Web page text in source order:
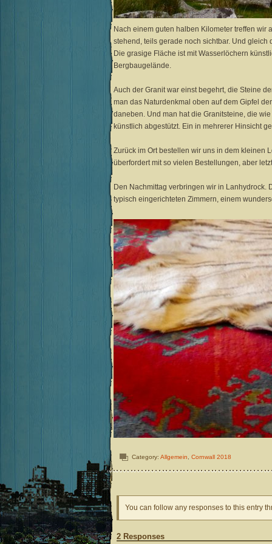
Nach einem guten halben Kilometer treffen wir
stehend, teils gerade noch sichtbar. Und
Die grasige Fläche ist mit Wasserlöchern
Bergbaugelände.
Auch der Granit war einst begehrt, die Steine
man das Naturdenkmal oben auf dem Gipfel
daneben. Und man hat die Granitsteine, die
künstlich abgestützt. Ein in mehrerer Hinsicht
Zurück im Ort bestellen wir uns in dem kleinen
überfordert mit so vielen Bestellungen, aber
Den Nachmittag verbringen wir in Lanhydrock.
typisch eingerichteten Zimmern, einem
Category: Allgemein Cornwall 2018
You can follow any responses to this entry
2 Responses